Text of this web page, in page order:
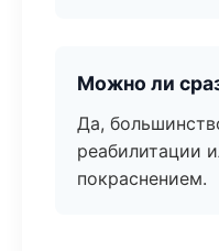
Можно ли
Да,
реабилитации
покраснением.